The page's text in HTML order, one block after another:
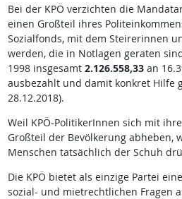
Bei der KPÖ verzichten die
einen Großteil ihres
Sozialfonds, mit dem Steirerinnen
werden, die in Notlagen geraten
1998 insgesamt 2.126.558,33 an
ausbezahlt und damit konkret Hilfe
28.12.2018).
Weil KPÖ-PolitikerInnen sich mit
Großteil der Bevölkerung abheben,
Menschen tatsächlich der Schuh
Die KPÖ bietet als einzige Partei
sozial- und mietrechtlichen Fragen